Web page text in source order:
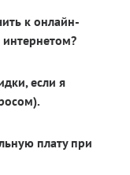
к онлайн-
если я
плату при